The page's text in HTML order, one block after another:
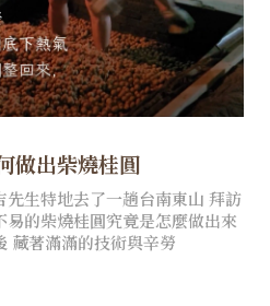
做出柴燒桂圓
先生特地去了一趟台南東山 拜訪
易的柴燒桂圓究竟是怎麼做出來
藏著滿滿的技術與辛勞